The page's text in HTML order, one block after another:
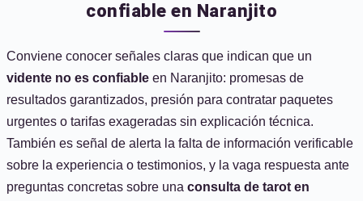
confiable en Naranjito
Conviene conocer señales claras que indican que un
vidente no es confiable en Naranjito: promesas de
resultados garantizados, presión para contratar paquetes
urgentes o tarifas exageradas sin explicación técnica.
También es señal de alerta la falta de información verificable
sobre la experiencia o testimonios, y la vaga respuesta ante
preguntas concretas sobre una consulta de tarot en